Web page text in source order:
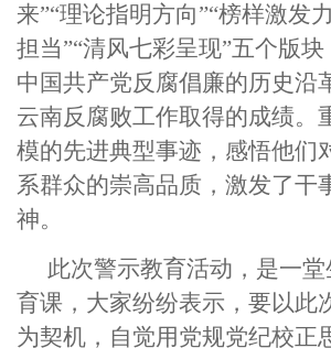
来”“理论指明方向”“榜样激发
担当”“清风七彩呈现”五个版
中国共产党反腐倡廉的历史沿
云南反腐败工作取得的成绩。
模的先进典型事迹，感悟他们
系群众的崇高品质，激发了干
神。
此次警示教育活动，是一
育课，大家纷纷表示，要以此
为契机，自觉用党规党纪校正